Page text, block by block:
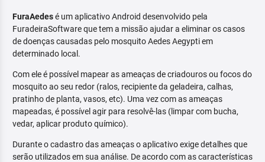
FuraAedesé um aplicativo Android desenvolvido pela
FuradeiraSoftware que tem a missão ajudar a eliminar os casos
de doenças causadas pelo mosquito Aedes Aegypti em
determinado local.
Com ele é possível mapear as ameaças de criadouros ou focos do
mosquito ao seu redor (ralos, recipiente da geladeira, calhas,
pratinho de planta, vasos, etc). Uma vez com as ameaças
mapeadas, é possível agir para resolvê-las (limpar com bucha,
vedar, aplicar produto químico).
Durante o cadastro das ameaças o aplicativo exige detalhes que
serão utilizados em sua análise. De acordo com as características